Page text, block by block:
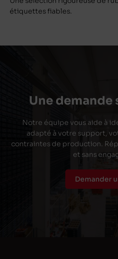
étiquettes fiables.
Une demande
Notre équipe vous aide à
adapté à votre support,
contraintes de production.
et sans
Demander